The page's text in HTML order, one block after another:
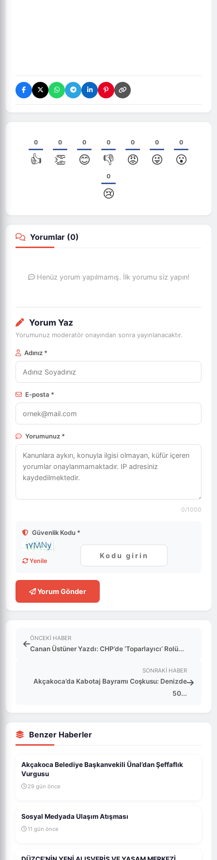
0
👍
0
👏
0
😊
0
👎
0
😡
0
😜
0
😮
0
😢
Yorumlar (0)
Henüz yorum yapılmamış. İlk yorumu siz yapın!
Yorum Yaz
Yorumunuz moderatör onayından sonra yayınlanacaktır.
Adınız *
E-posta *
Yorumunuz *
0/1000
Güvenlik Kodu *
Yenile
Yorum Gönder
ÖNCEKI HABER
Canan Üstüner Yazdı: CHP’de ‘Toparlayıcı’ Rolü...
SONRAKI HABER
Akçakoca’da Kabotaj Bayramı Coşkusu: Denizde
50...
Benzer Haberler
Akçakoca Belediye Başkanvekili Ünal’dan Şeffaflık
Vurgusu
29 gün önce
Sosyal Medyada Ulaşım Atışması
11 gün önce